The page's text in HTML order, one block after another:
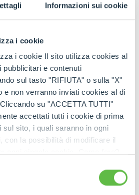
Informazioni sui cookie
i cookie
i cookie Il sito utilizza cookies al
pubblicitari e contenuti
sul tasto "RIFIUTA" o sulla "X"
e non verranno inviati cookies al di
su "ACCETTA TUTTI"
accettati tutti i cookie di prima
sito, i quali saranno in ogni
con la possibilità di modificare il
"Modifichi il suo consenso" e